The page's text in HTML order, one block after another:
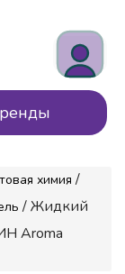
химия /
/ Жидкий
Aroma